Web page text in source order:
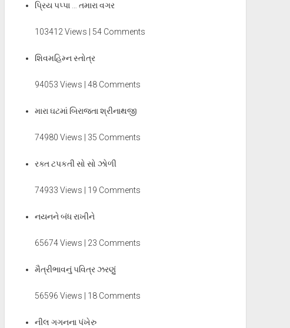
પ્રિય પપ્પા … તમારા વગર
103412 Views | 54 Comments
શિવમહિમ્ન સ્તોત્ર
94053 Views | 48 Comments
મારા ઘટમાં બિરાજતા શ્રીનાથજી
74980 Views | 35 Comments
રક્ત ટપકતી સો સો ઝોળી
74933 Views | 19 Comments
નયનને બંધ રાખીને
65674 Views | 23 Comments
મૈત્રીભાવનું પવિત્ર ઝરણું
56596 Views | 18 Comments
નીલ ગગનના પંખેરુ